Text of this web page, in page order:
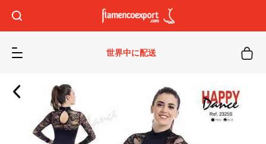
世界中に配送